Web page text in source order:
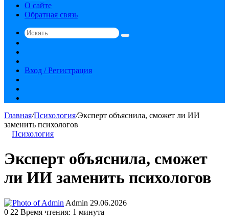
О сайте
Обратная связь
Искать
статья
Вход / Регистрация
Главная/Психология/Эксперт объяснила, сможет ли ИИ
заменить психологов
Психология
Эксперт объяснила, сможет
ли ИИ заменить психологов
Admin Send
an
29.06.2026
0 22 Время чтения: 1 минута